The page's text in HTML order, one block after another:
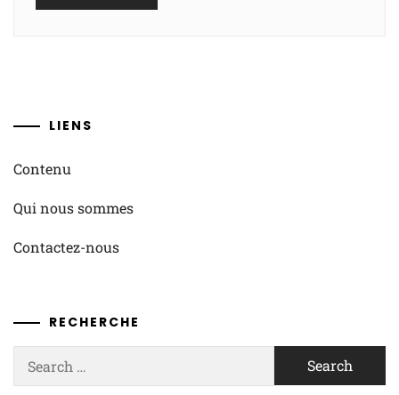
LIENS
Contenu
Qui nous sommes
Contactez-nous
RECHERCHE
for: